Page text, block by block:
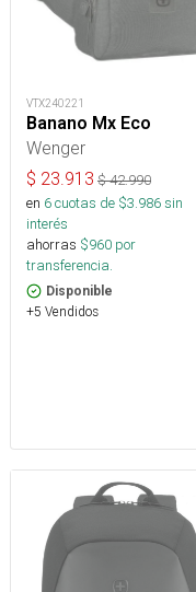
VTX240221
Banano Mx Eco
Wenger
$ 23.913 $42.990
en 6cuotas de $3.986sin
interés
ahorras $960 por
transferencia.
Disponible
+5 Vendidos